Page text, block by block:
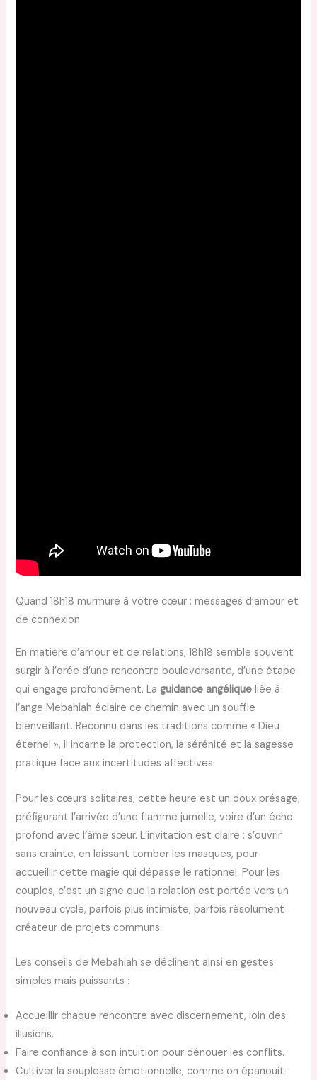
Quand 18h18 murmure à votre cœur : messages d’amour et
de connexion
En matière d’amour et de relations, 18h18 semble souvent
surgir à l’orée d’une rencontre bouleversante, d’une étape
qui engage profondément. La guidance angélique liée à
l’ange Mebahiah éclaire ce chemin avec un souffle
bienveillant. Reconnu dans les traditions comme « Dieu
éternel », il incarne la protection, la sérénité et la sagesse
pratique face aux incertitudes affectives.
Pour les cœurs solitaires, cette heure est un doux présage,
préfigurant l’arrivée d’une flamme jumelle, voire d’un écho
profond avec l’âme sœur. L’invitation est claire : s’ouvrir
sans crainte, en laissant tomber les masques, pour
accueillir cette magie qui dépasse le rationnel. Pour les
couples, c’est un signe que la relation est portée vers un
nouveau cycle, parfois plus intimiste, parfois résolument
créateur de projets communs.
Les conseils de Mebahiah se déclinent ainsi en gestes
simples mais puissants :
Accueillir chaque rencontre avec discernement, loin des
illusions.
Faire confiance à son intuition pour dénouer les conflits.
Cultiver la souplesse émotionnelle, comme on épanouit